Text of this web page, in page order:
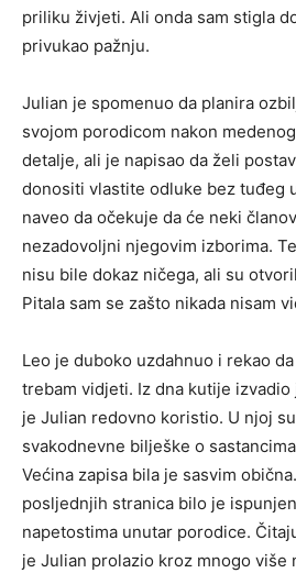
priliku živjeti. Ali onda sam stigla
privukao pažnju.
Julian je spomenuo da planira
svojom porodicom nakon
detalje, ali je napisao da želi
donositi vlastite odluke bez tuđeg
naveo da očekuje da će neki
nezadovoljni njegovim izborima.
nisu bile dokaz ničega, ali su
Pitala sam se zašto nikada nisam
Leo je duboko uzdahnuo i rekao
trebam vidjeti. Iz dna kutije
je Julian redovno koristio. U njoj
svakodnevne bilješke o
Većina zapisa bila je sasvim
posljednjih stranica bilo je
napetostima unutar porodice.
je Julian prolazio kroz mnogo više